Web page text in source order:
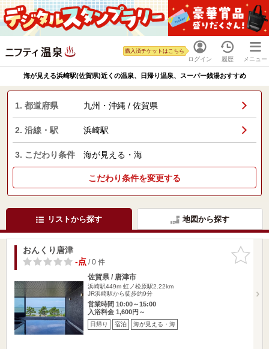
ログイン
購入済チケットはこちら
履歴 メニュー
海が見える浜崎駅(佐賀県)近くの温泉、日帰り温泉、スーパー銭湯おすすめ
1. 都道府県 九州・沖縄 / 佐賀県
2. 沿線・駅 浜崎駅
3. こだわり条件 海が見える・海
こだわり条件を変更する
リストから探す 地図から探す
お気に入
りに追加
おんくり唐津
-点/ 0 件
佐賀県 / 唐津市
浜崎駅449m 虹ノ松原駅2.22km
JR浜崎駅から徒歩約9分
営業時間 10:00～15:00
入浴料金 1,600円～
日帰り 宿泊 海が見える・海